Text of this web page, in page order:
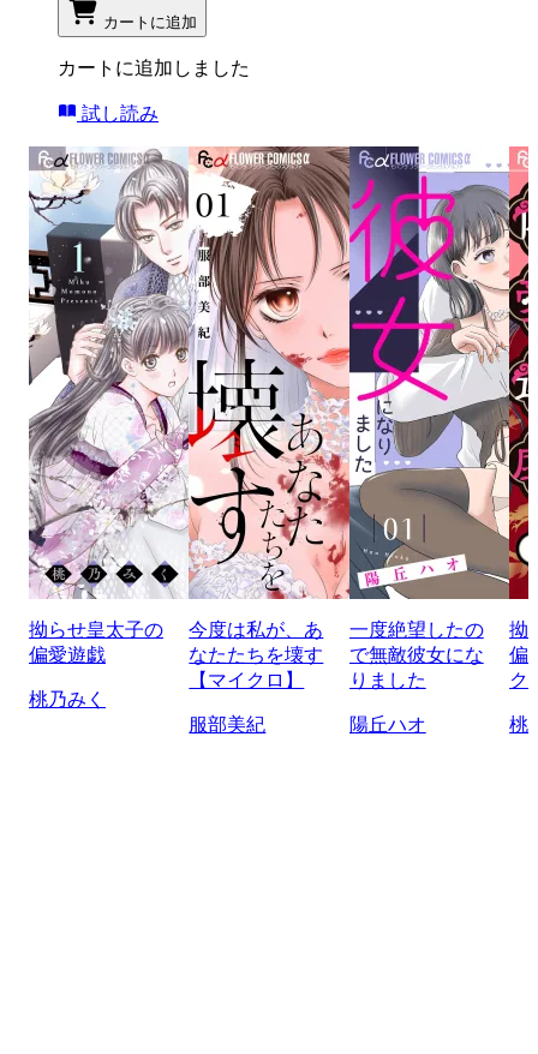
カートに追加
カートに追加しました
試し読み
拗らせ皇太子の
偏愛遊戯
桃乃みく
今度は私が、あ
なたたちを壊す
【マイクロ】
服部美紀
一度絶望したの
で無敵彼女にな
りました
陽丘ハオ
拗
偏
ク
桃